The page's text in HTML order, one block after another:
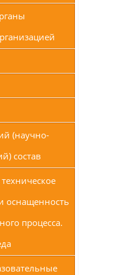
(научно-
состав
оснащенность
процесса.